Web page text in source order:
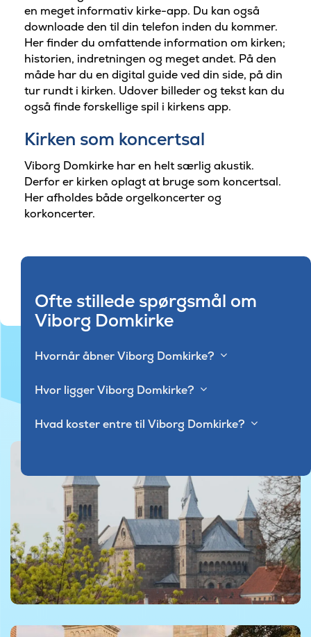
en meget informativ kirke-app. Du kan også
downloade den til din telefon inden du kommer.
Her finder du omfattende information om kirken;
historien, indretningen og meget andet. På den
måde har du en digital guide ved din side, på din
tur rundt i kirken. Udover billeder og tekst kan du
også finde forskellige spil i kirkens app.
Kirken som koncertsal
Viborg Domkirke har en helt særlig akustik.
Derfor er kirken oplagt at bruge som koncertsal.
Her afholdes både orgelkoncerter og
korkoncerter.
Ofte stillede spørgsmål om
Viborg Domkirke
Hvornår åbner Viborg Domkirke?
Hvor ligger Viborg Domkirke?
Hvad koster entre til Viborg Domkirke?